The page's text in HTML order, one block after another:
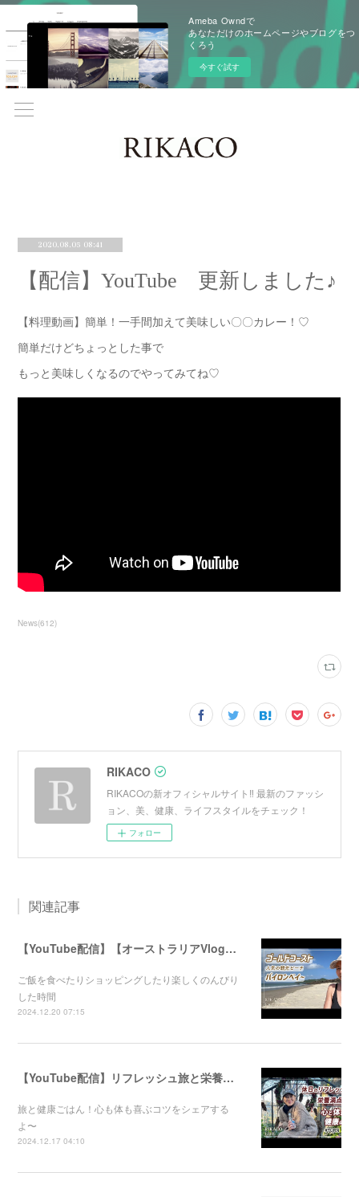
Ameba Owndで
あなただけのホームページやブログをつ
くろう
今すぐ試す
2020.08.05 08:41
【配信】YouTube 更新しました♪
【料理動画】簡単！一手間加えて美味しい〇〇カレー！♡
簡単だけどちょっとした事で
もっと美味しくなるのでやってみてね♡
News(612)
RIKACO
RIKACOの新オフィシャルサイト‼︎ 最新のファッシ
ョン、美、健康、ライフスタイルをチェック！
フォロー
関連記事
【YouTube配信】【オーストラリアVlog】オシャレで人気のバイロンベイ〜
ご飯を食べたりショッピングしたり楽しくのんびり
した時間
2024.12.20 07:15
【YouTube配信】リフレッシュ旅と栄養満点ごはん！心と体が喜ぶ健康のコツ
旅と健康ごはん！心も体も喜ぶコツをシェアする
よ〜
2024.12.17 04:10